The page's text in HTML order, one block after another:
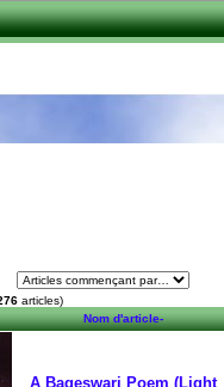
articles)
Nom d'article-
A Bageswari Poem (Light